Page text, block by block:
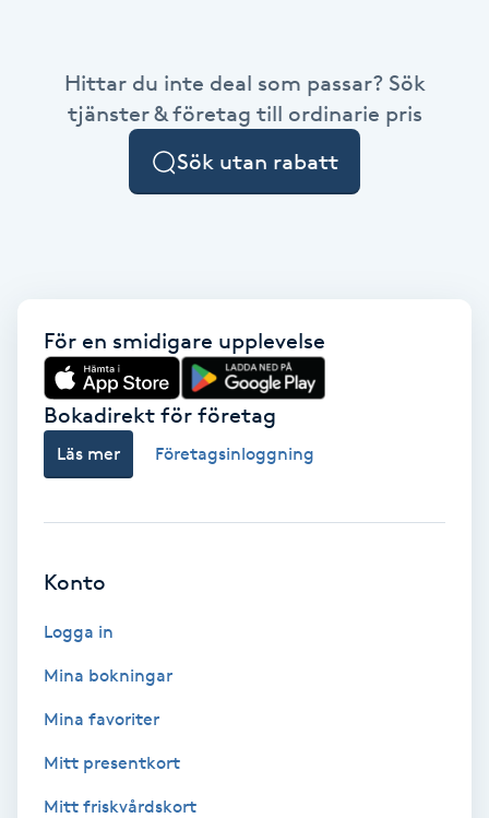
BIAB
Blowout
Bottenfärg
Brynformning
Brynfärgning
Bröllopsuppsättning
Celluliter
Hittar du inte deal som passar? Sök
tjänster & företag till ordinarie pris
Sök utan rabatt
För en smidigare upplevelse
Bokadirekt för företag
Läs mer Företagsinloggning
Konto
Logga in
Mina bokningar
Mina favoriter
Mitt presentkort
Mitt friskvårdskort